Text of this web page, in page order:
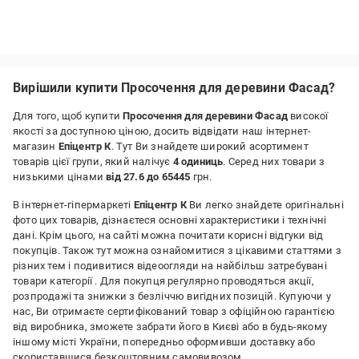
Вирішили купити Просочення для деревини Фасад?
Для того, щоб купитиПросочення для деревини Фасад високої
якості за доступною ціною, досить відвідати наш інтернет-
магазин Епіцентр К. Тут Ви знайдете широкий асортимент
товарів цієї групи, який налічує 4 одиниць. Серед них товари з
низькими цінамивід 27.6 до 65445 грн.
В інтернет-гіпермаркеті Епіцентр КВи легко знайдете оригінальні
фото цих товарів, дізнаєтеся основні характеристики і технічні
дані. Крім цього, на сайті можна почитати корисні відгуки від
покупців. Також тут можна ознайомитися з цікавими статтями з
різних тем і подивитися відеоогляди на найбільш затребувані
товари категорії . Для покупця регулярно проводяться акції,
розпродажі та знижки з безліччю вигідних позицій. Купуючи у
нас, Ви отримаєте сертифікований товар з офіційною гарантією
від виробника, зможете забрати його в Києві або в будь-якому
іншому місті України, попередньо оформивши доставку або